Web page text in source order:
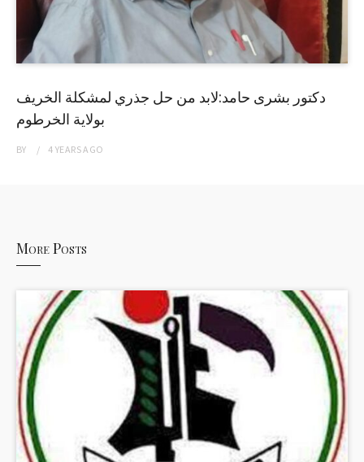
دكتور بشرى حامد:لابد من حل جذري لمشكلة الخريف
بولاية الخرطوم
BY 4 YEARSAGO
More Posts